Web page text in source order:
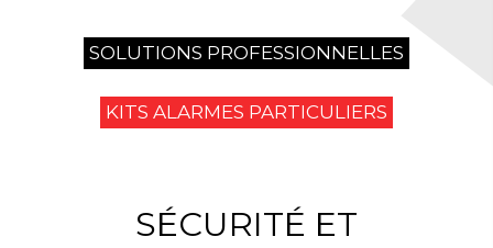
SOLUTIONS PROFESSIONNELLES
KITS ALARMES PARTICULIERS
SÉCURITÉ ET